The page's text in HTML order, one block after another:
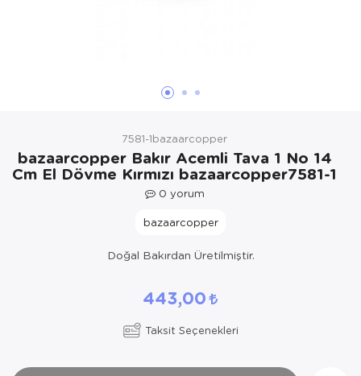
7581-1bazaarcopper
bazaarcopper Bakır Acemli Tava 1 No 14
Cm El Dövme Kırmızı bazaarcopper7581-1
0 yorum
bazaarcopper
Doğal Bakırdan Üretilmiştir.
443,00
Taksit Seçenekleri